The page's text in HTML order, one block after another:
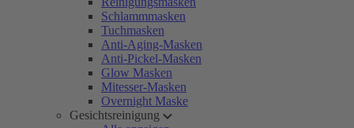
Schlammmasken
Tuchmasken
Anti-Aging-Masken
Anti-Pickel-Masken
Glow Masken
Mitesser-Masken
Overnight Maske
Gesichtsreinigung